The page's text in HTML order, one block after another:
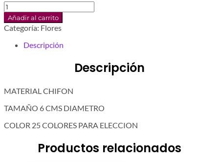
FLOR
PETALITOS
12
UNDS
cantidad
Añadir al carrito
Categoría: Flores
Descripción
Descripción
MATERIAL CHIFON
TAMAÑO 6 CMS DIAMETRO
COLOR 25 COLORES PARA ELECCION
Productos relacionados